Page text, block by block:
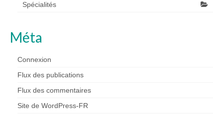
Spécialités
Méta
Connexion
Flux des publications
Flux des commentaires
Site de WordPress-FR